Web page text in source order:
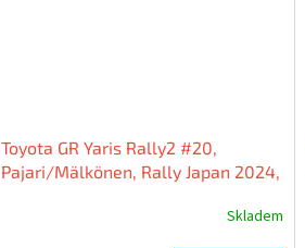
Toyota GR Yaris Rally2 #20,
Pajari/Mälkönen, Rally Japan 2024,
Skladem